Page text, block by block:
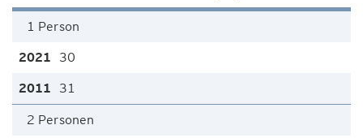
1 Person
30
31
2 Personen